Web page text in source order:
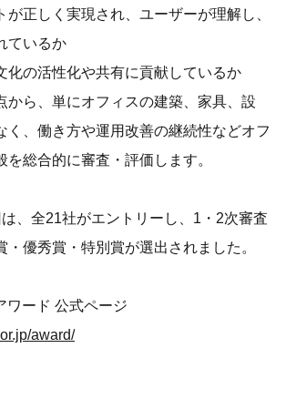
が正しく実現され、ユーザーが理解し、
ているか
化の活性化や共有に貢献しているか
から、単にオフィスの建築、家具、設
く、働き方や運用改善の継続性などオフ
を総合的に審査・評価します。
、全21社がエントリーし、1・2次審査
・優秀賞・特別賞が選出されました。
ワード 公式ページ
award/